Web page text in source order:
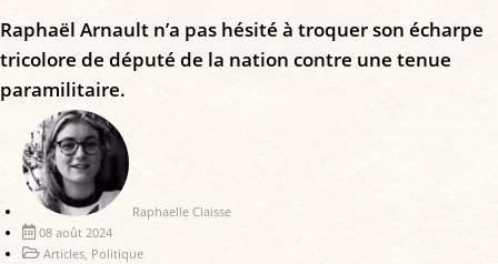
Raphaël Arnault n’a pas hésité à troquer son écharpe
tricolore de député de la nation contre une tenue
paramilitaire.
Raphaelle Claisse
08 août 2024
Articles, Politique